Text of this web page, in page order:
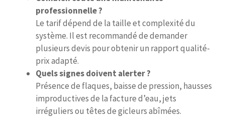
professionnelle ?
Le tarif dépend de la taille et complexité du
système. Il est recommandé de demander
plusieurs devis pour obtenir un rapport qualité-
prix adapté.
Quels signes doivent alerter ?
Présence de flaques, baisse de pression, hausses
improductives de la facture d’eau, jets
irréguliers ou têtes de gicleurs abîmées.